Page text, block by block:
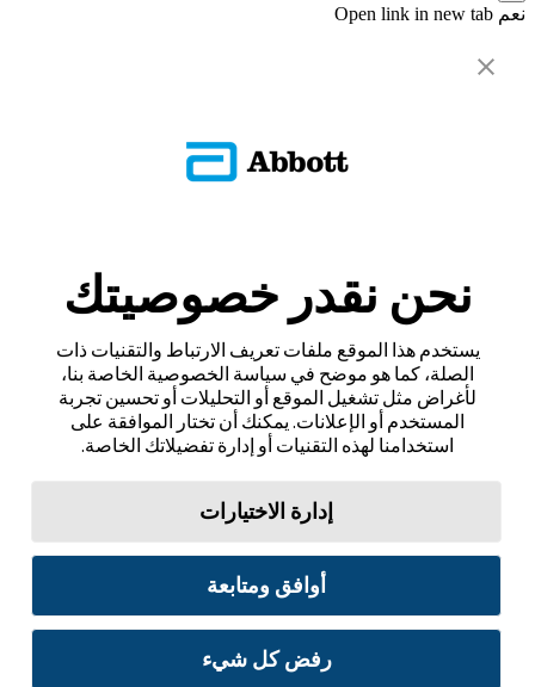
نعم Open link in new tab
نحن نقدر خصوصيتك
يستخدم هذا الموقع ملفات تعريف الارتباط والتقنيات ذات
الصلة، كما هو موضح في سياسة الخصوصية الخاصة بنا،
لأغراض مثل تشغيل الموقع أو التحليلات أو تحسين تجربة
المستخدم أو الإعلانات. يمكنك أن تختار الموافقة على
استخدامنا لهذه التقنيات أو إدارة تفضيلاتك الخاصة.
إدارة الاختيارات
أوافق ومتابعة
رفض كل شيء